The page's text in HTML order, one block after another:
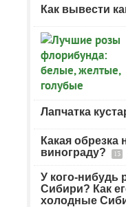
Как вывести
Лапчатка
Какая
винограду?
13
У кого-нибудь
Сибири? Как
холодные